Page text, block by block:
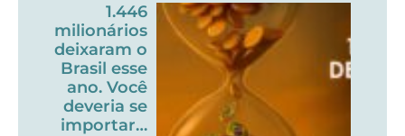
1.446
milionários
deixaram o
Brasil esse
ano. Você
deveria se
importar…